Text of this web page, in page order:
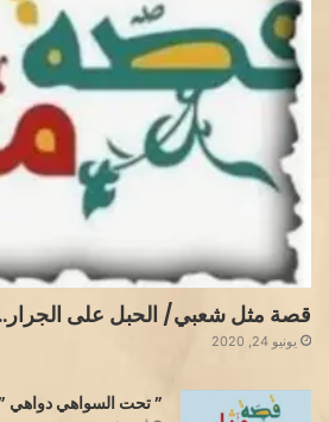
قصة مثل شعبي/ الحبل على
يونيو 24, 2020
” تحت السواهي